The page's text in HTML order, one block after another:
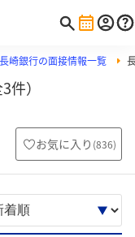
長崎銀行の面接情報一覧
）
お気に入り (836)